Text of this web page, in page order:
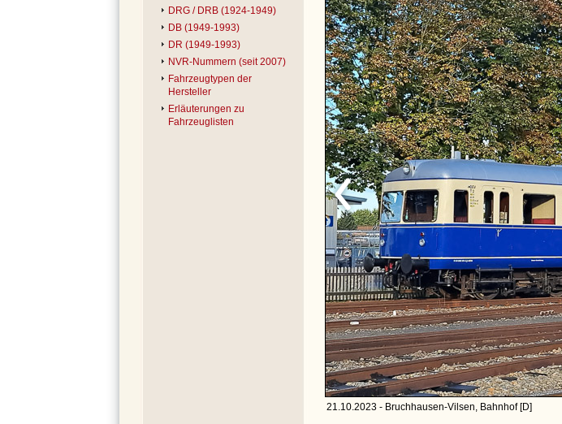
DRG / DRB (1924-1949)
DB (1949-1993)
DR (1949-1993)
NVR-Nummern (seit 2007)
Fahrzeugtypen der
Hersteller
Erläuterungen zu
Fahrzeuglisten
21.10.2023 - Bruchhausen-Vilsen, Bahnhof [D]